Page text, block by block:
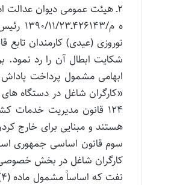
ه م/
نوروزی (عیدی) كارمندان
شكایت ابطال آن را رد نمود.
ابهامی مشمول پرداخت
۱۲۴ قانون مدیریت
سوم قانون اساسی جمهوری
كارگران شاغل در بخش خصوصی